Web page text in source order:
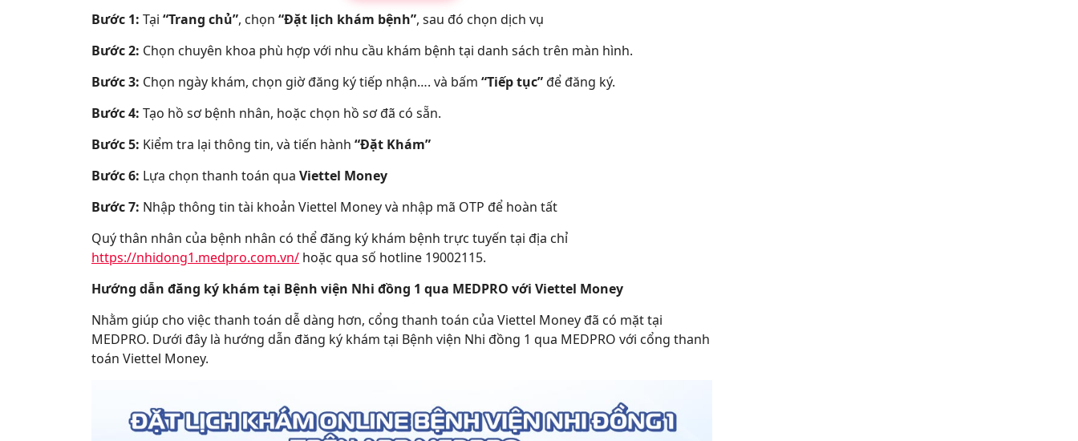
Bước 1: Tại “Trang chủ”, chọn “Đặt lịch khám bệnh”, sau đó chọn dịch vụ
Bước 2: Chọn chuyên khoa phù hợp với nhu cầu khám bệnh tại danh sách trên màn hình.
Bước 3: Chọn ngày khám, chọn giờ đăng ký tiếp nhận…. và bấm “Tiếp tục”để đăng ký.
Bước 4: Tạo hồ sơ bệnh nhân, hoặc chọn hồ sơ đã có sẵn.
Bước 5: Kiểm tra lại thông tin, và tiến hành “Đặt Khám”
Bước 6: Lựa chọn thanh toán qua Viettel Money
Bước 7: Nhập thông tin tài khoản Viettel Money và nhập mã OTP để hoàn tất
Quý thân nhân của bệnh nhân có thể đăng ký khám bệnh trực tuyến tại địa chỉ
https://nhidong1.medpro.com.vn/ hoặc qua số hotline 19002115.
Hướng dẫn đăng ký khám tại Bệnh viện Nhi đồng 1 qua MEDPRO với Viettel Money
Nhằm giúp cho việc thanh toán dễ dàng hơn, cổng thanh toán của Viettel Money đã có mặt tại
MEDPRO. Dưới đây là hướng dẫn đăng ký khám tại Bệnh viện Nhi đồng 1 qua MEDPRO với cổng thanh
toán Viettel Money.